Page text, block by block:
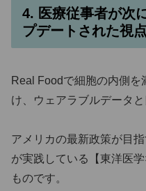
4. 医療従事者が次
プデートされた視点
Real Foodで細胞の内側
け、ウェアラブルデータ
アメリカの最新政策が目
が実践している【東洋医
ものです。